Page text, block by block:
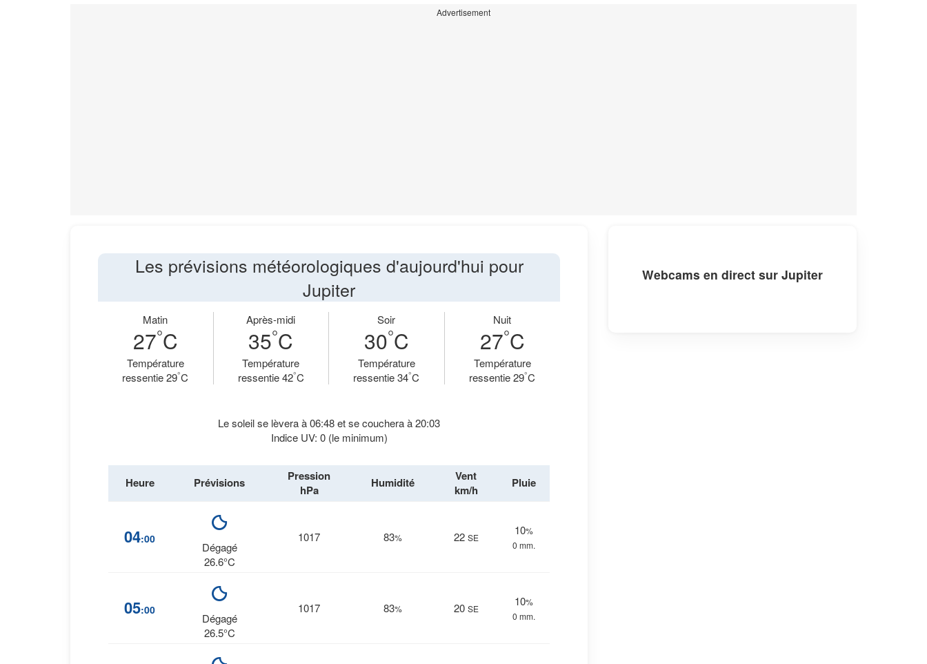
Advertisement
Les prévisions météorologiques d'aujourd'hui pour
Jupiter
Matin
27°C
Température
ressentie 29°C
Après-midi
35°C
Température
ressentie 42°C
Soir
30°C
Température
ressentie 34°C
Nuit
27°C
Température
ressentie 29°C
Le soleil se lèvera à 06:48 et se couchera à 20:03
Indice UV: 0 (le minimum)
Heure Prévisions
Pression
hPa
Humidité
Vent
km/h
Pluie
04:00
Dégagé
26.6°C
1017 83% 22 SE
10%
0 mm.
05:00
Dégagé
26.5°C
1017 83% 20 SE
10%
0 mm.
Webcams en direct sur Jupiter